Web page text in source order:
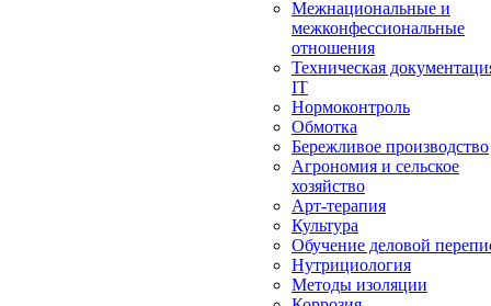
Межнациональные и
межконфессиональные
отношения
Техническая
IT
Нормоконтроль
Обмотка
Бережливое производство
Агрономия и сельское
хозяйство
Арт-терапия
Культура
Обучение деловой
Нутрициология
Методы изоляции